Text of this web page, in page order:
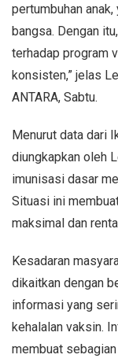
pertumbuhan
bangsa. Dengan
terhadap program
konsisten,” jelas
ANTARA, Sabtu.
Menurut data dari
diungkapkan oleh
imunisasi dasar
Situasi ini
maksimal dan
Kesadaran
dikaitkan dengan
informasi yang
kehalalan vaksin.
membuat